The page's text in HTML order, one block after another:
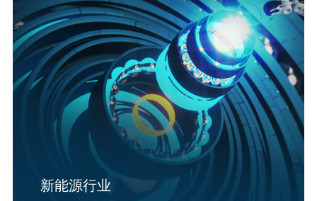
新能源行业